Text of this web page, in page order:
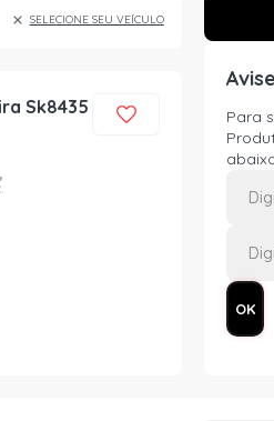
SELECIONE SEU VEÍCULO
Sk8435
Para